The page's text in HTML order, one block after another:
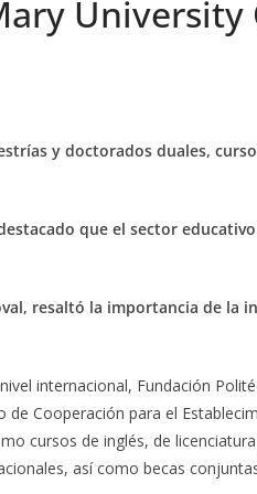
University
y doctorados duales,
que el sector
resaltó la importancia de la
internacional, Fundación
Cooperación para el
cursos de inglés, de
así como becas